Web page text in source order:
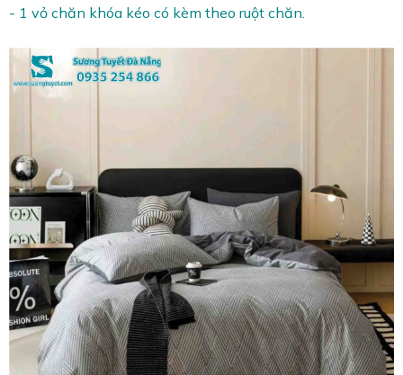
- 1 vỏ chăn khóa kéo có kèm theo ruột chăn.